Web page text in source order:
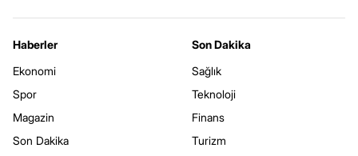
Haberler
Ekonomi
Spor
Magazin
Son Dakika
Son Dakika
Sağlık
Teknoloji
Finans
Turizm